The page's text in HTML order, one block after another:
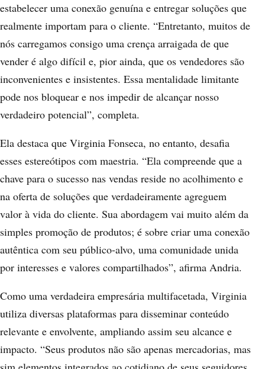
estabelecer uma conexão genuína e entregar soluções que
realmente importam para o cliente. “Entretanto, muitos de
nós carregamos consigo uma crença arraigada de que
vender é algo difícil e, pior ainda, que os vendedores são
inconvenientes e insistentes. Essa mentalidade limitante
pode nos bloquear e nos impedir de alcançar nosso
verdadeiro potencial”, completa.
Ela destaca que Virginia Fonseca, no entanto, desafia
esses estereótipos com maestria. “Ela compreende que a
chave para o sucesso nas vendas reside no acolhimento e
na oferta de soluções que verdadeiramente agreguem
valor à vida do cliente. Sua abordagem vai muito além da
simples promoção de produtos; é sobre criar uma conexão
autêntica com seu público-alvo, uma comunidade unida
por interesses e valores compartilhados”, afirma Andria.
Como uma verdadeira empresária multifacetada, Virginia
utiliza diversas plataformas para disseminar conteúdo
relevante e envolvente, ampliando assim seu alcance e
impacto. “Seus produtos não são apenas mercadorias, mas